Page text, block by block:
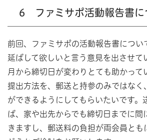
6 ファミサポ活動報告書に
前回、ファミサポの活動報告書につい
延ばして欲しいと言う意見を出させて
月から締切日が変わりとても助かって
提出方法を、郵送と持参のみではなく
ができるようにしてもらいたいです。
ば、家や出先からでも締切日までに間
きますし、郵送料の負担が両会員とも